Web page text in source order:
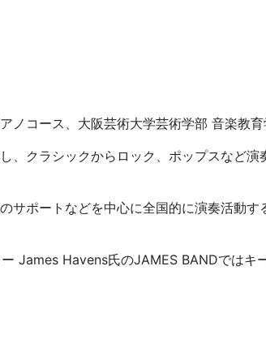
ノコース、大阪芸術大学芸術学部 音楽教育
、クラシックからロック、ポップスなど
サポートなどを中心に全国的に演奏活動
James Havens氏のJAMES BANDではキ